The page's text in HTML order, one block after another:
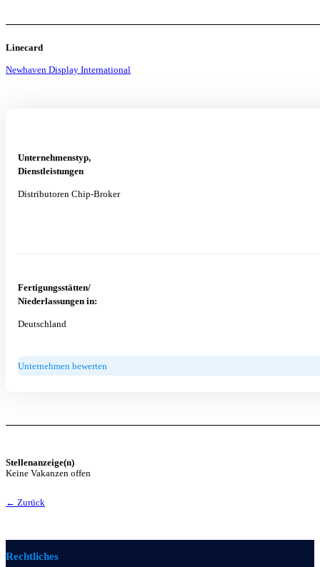
Linecard
Newhaven Display International
Unternehmenstyp,
Dienstleistungen
Distributoren Chip-Broker
Fertigungsstätten/
Niederlassungen in:
Deutschland
Unternehmen bewerten
Stellenanzeige(n)
Keine Vakanzen offen
← Zurück
Rechtliches